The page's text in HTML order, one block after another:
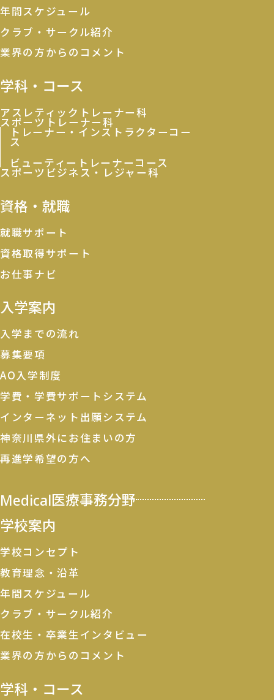
年間スケジュール
クラブ・サークル紹介
業界の方からのコメント
学科・コース
アスレティックトレーナー科
スポーツトレーナー科
トレーナー・インストラクターコー
ス
ビューティートレーナーコース
スポーツビジネス・レジャー科
資格・就職
就職サポート
資格取得サポート
お仕事ナビ
入学案内
入学までの流れ
募集要項
AO入学制度
学費・学費サポートシステム
インターネット出願システム
神奈川県外にお住まいの方
再進学希望の方へ
Medical医療事務分野
学校案内
学校コンセプト
教育理念・沿革
年間スケジュール
クラブ・サークル紹介
在校生・卒業生インタビュー
業界の方からのコメント
学科・コース